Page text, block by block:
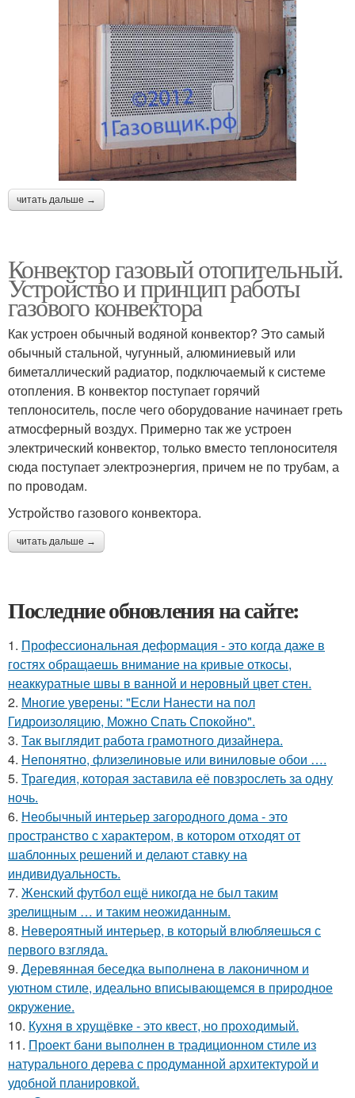
читать дальше →
Конвектор газовый отопительный.
Устройство и принцип работы
газового конвектора
Как устроен обычный водяной конвектор? Это самый
обычный стальной, чугунный, алюминиевый или
биметаллический радиатор, подключаемый к системе
отопления. В конвектор поступает горячий
теплоноситель, после чего оборудование начинает греть
атмосферный воздух. Примерно так же устроен
электрический конвектор, только вместо теплоносителя
сюда поступает электроэнергия, причем не по трубам, а
по проводам.
Устройство газового конвектора.
читать дальше →
Последние обновления на сайте:
1. Профессиональная деформация - это когда даже в
гостях обращаешь внимание на кривые откосы,
неаккуратные швы в ванной и неровный цвет стен.
2. Многие уверены: "Если Нанести на пол
Гидроизоляцию, Можно Спать Спокойно".
3. Так выглядит работа грамотного дизайнера.
4. Непонятно, флизелиновые или виниловые обои ….
5. Трагедия, которая заставила её повзрослеть за одну
ночь.
6. Необычный интерьер загородного дома - это
пространство с характером, в котором отходят от
шаблонных решений и делают ставку на
индивидуальность.
7. Женский футбол ещё никогда не был таким
зрелищным … и таким неожиданным.
8. Невероятный интерьер, в который влюбляешься с
первого взгляда.
9. Деревянная беседка выполнена в лаконичном и
уютном стиле, идеально вписывающемся в природное
окружение.
10. Кухня в хрущёвке - это квест, но проходимый.
11. Проект бани выполнен в традиционном стиле из
натурального дерева с продуманной архитектурой и
удобной планировкой.